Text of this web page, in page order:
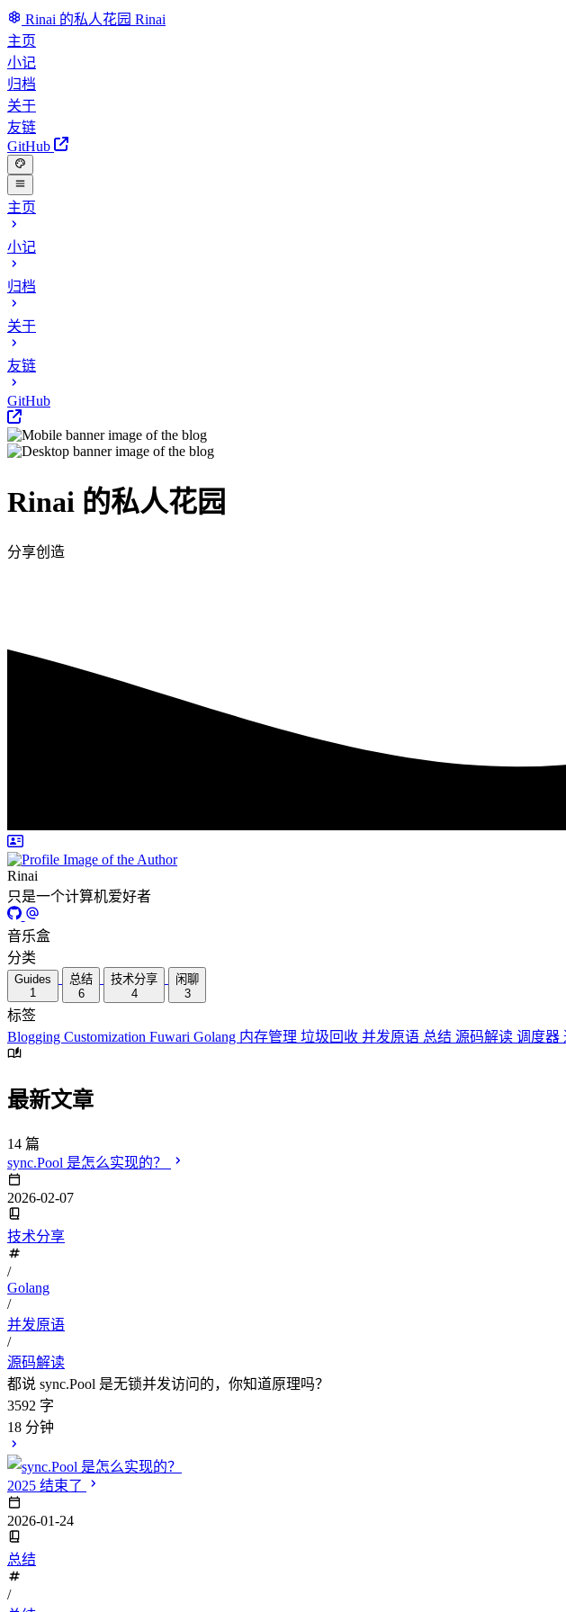
Rinai 的私人花园 Rinai
主页
小记
归档
关于
友链
GitHub
主页
小记
归档
关于
友链
GitHub
Rinai 的私人花园
分享创造
Rinai
只是一个计算机爱好者
音乐盒
分类
Guides
1
总结
6
技术分享
4
闲聊
3
标签
Blogging Customization Fuwari Golang 内存管理 垃圾回收 并发原语 总结 源码解读 调度器
最新文章
14 篇
sync.Pool 是怎么实现的？
2026-02-07
技术分享
/
Golang
/
并发原语
/
源码解读
都说 sync.Pool 是无锁并发访问的，你知道原理吗？
3592 字
18 分钟
2025 结束了
2026-01-24
总结
/